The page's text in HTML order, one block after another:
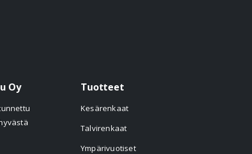
Oy Tuotteet
Kesärenkaat
Talvirenkaat
Ympärivuotiset